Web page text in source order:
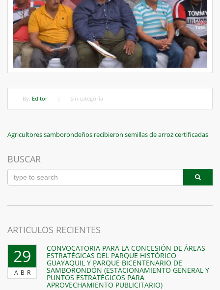
By: Editor Sin categoría
Navegación
de
entradas
Previous
Agricultores samborondeños recibieron semillas de arroz certificadas
BUSCAR
ARTICULOS RECIENTES
29
ABR
CONVOCATORIA PARA LA CONCESIÓN DE ÁREAS
ESTRATÉGICAS DEL PARQUE HISTÓRICO
GUAYAQUIL Y PARQUE BICENTENARIO DE
SAMBORONDÓN (ESTACIONAMIENTO GENERAL Y
PUNTOS ESTRATÉGICOS PARA
APROVECHAMIENTO PUBLICITARIO)